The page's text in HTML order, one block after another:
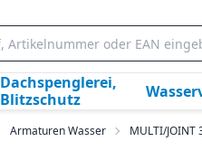
Dachspenglerei,
Blitzschutz
Armaturen Wasser MULTI/JOINT